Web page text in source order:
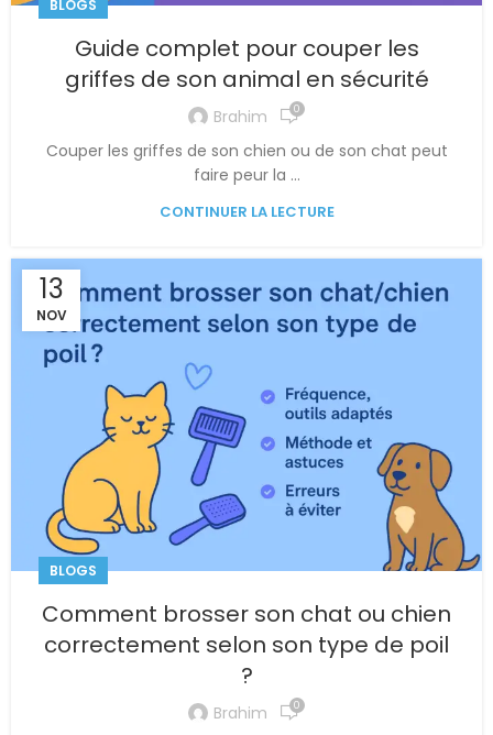
BLOGS
Guide complet pour couper les
griffes de son animal en sécurité
Brahim 0
Couper les griffes de son chien ou de son chat peut
faire peur la ...
CONTINUER LA LECTURE
13
NOV
BLOGS
Comment brosser son chat ou chien
correctement selon son type de poil
?
Brahim 0